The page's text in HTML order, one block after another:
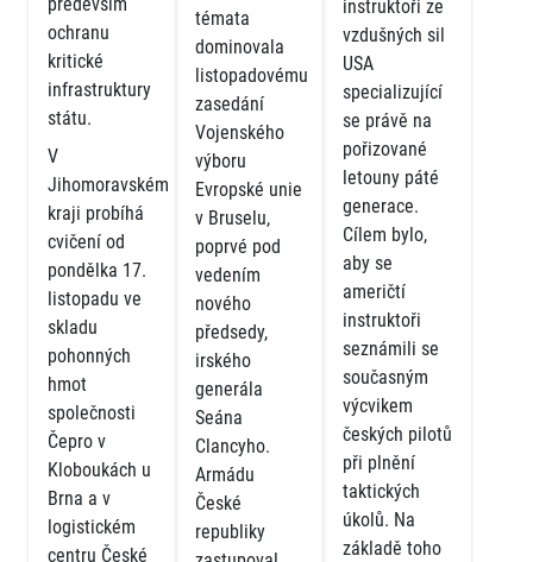
především
ochranu
kritické
infrastruktury
státu.
V
Jihomoravském
kraji probíhá
cvičení od
pondělka 17.
listopadu ve
skladu
pohonných
hmot
společnosti
Čepro v
Kloboukách u
Brna a v
logistickém
centru České
témata
dominovala
listopadovému
zasedání
Vojenského
výboru
Evropské unie
v Bruselu,
poprvé pod
vedením
nového
předsedy,
irského
generála
Seána
Clancyho.
Armádu
České
republiky
instruktoři ze
vzdušných sil
USA
specializující
se právě na
pořizované
letouny páté
generace.
Cílem bylo,
aby se
američtí
instruktoři
seznámili se
současným
výcvikem
českých pilotů
při plnění
taktických
úkolů. Na
základě toho